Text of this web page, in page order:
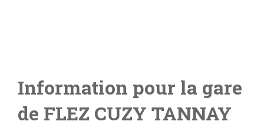
Information pour la gare
de FLEZ CUZY TANNAY